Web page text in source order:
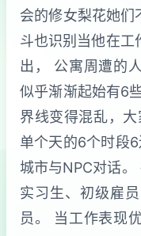
会的修女梨花她
斗也识别当他在工
出， 公寓周遭的
似乎渐渐起始有6
界线变得混乱，
单个天的6个时段
城市与NPC对话
实习生、初级雇
员。 当工作表现